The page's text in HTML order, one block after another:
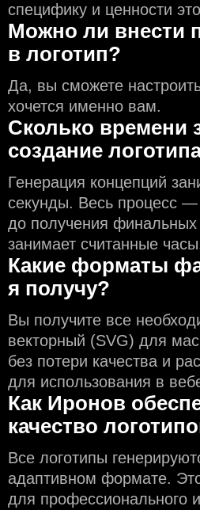
специфику и ценности
Можно ли внести
в логотип?
Да, вы сможете
хочется именно вам.
Сколько времени
создание
Генерация концепций
секунды. Весь процесс —
до получения
занимает считанные
Какие форматы
я получу?
Вы получите все
векторный (SVG) для
без потери качества и
для использования в
Как Иронов
качество
Все логотипы
адаптивном формате.
для профессионального